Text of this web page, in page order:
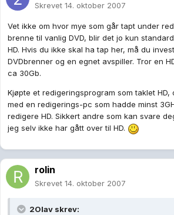
Skrevet 14. oktober 2007
Vet ikke om hvor mye som går tapt under
brenne til vanlig DVD, blir det jo kun
HD. Hvis du ikke skal ha tap her, må du
DVDbrenner og en egnet avspiller. Tror en
ca 30Gb.
Kjøpte et redigeringsprogram som taklet
med en redigerings-pc som hadde minst
redigere HD. Sikkert andre som kan svare
jeg selv ikke har gått over til HD.
rolin
Skrevet 14. oktober 2007
2Olav skrev: